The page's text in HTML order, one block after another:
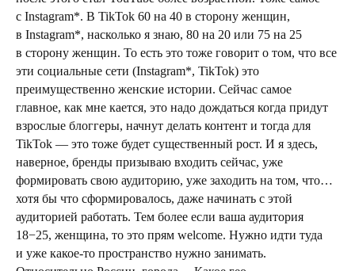
с Instagram*. В TikTok 60 на 40 в сторону женщин,
в Instagram*, насколько я знаю, 80 на 20 или 75 на 25
в сторону женщин. То есть это тоже говорит о том, что все
эти социальные сети (Instagram*, TikTok) это
преимущественно женские истории. Сейчас самое
главное, как мне кается, это надо дождаться когда придут
взрослые блоггеры, начнут делать контент и тогда для
TikTok — это тоже будет существенный рост. И я здесь,
наверное, бренды призываю входить сейчас, уже
формировать свою аудиторию, уже заходить на том, что…
хотя бы что сформировалось, даже начинать с этой
аудиторией работать. Тем более если ваша аудитория
18−25, женщина, то это прям welcome. Нужно идти туда
и уже какое-то пространство нужно занимать.